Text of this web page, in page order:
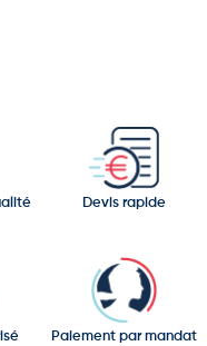
Devis rapide
Paiement par mandat